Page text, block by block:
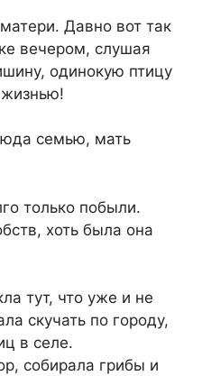
Давно вот так
вечером, слушая
одинокую птицу
семью, мать
только побыли.
хоть была она
тут, что уже и не
скучать по городу,
в селе.
собирала грибы и